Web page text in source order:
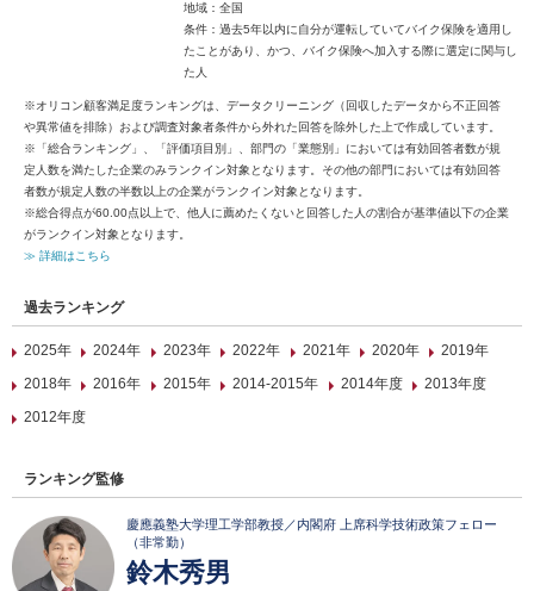
地域：全国
条件：過去5年以内に自分が運転していてバイク保険を適用し
たことがあり、かつ、バイク保険へ加入する際に選定に関与し
た人
※オリコン顧客満足度ランキングは、データクリーニング（回収したデータから不正回答
や異常値を排除）および調査対象者条件から外れた回答を除外した上で作成しています。
※「総合ランキング」、「評価項目別」、部門の「業態別」においては有効回答者数が規
定人数を満たした企業のみランクイン対象となります。その他の部門においては有効回答
者数が規定人数の半数以上の企業がランクイン対象となります。
※総合得点が60.00点以上で、他人に薦めたくないと回答した人の割合が基準値以下の企業
がランクイン対象となります。
≫ 詳細はこちら
過去ランキング
2025年 2024年 2023年 2022年 2021年 2020年
2019年
2018年
2016年 2015年 2014-2015年 2014年度
2013年度
2012年度
ランキング監修
慶應義塾大学理工学部教授／内閣府 上席科学技術政策フェロー
（非常勤）
鈴木秀男